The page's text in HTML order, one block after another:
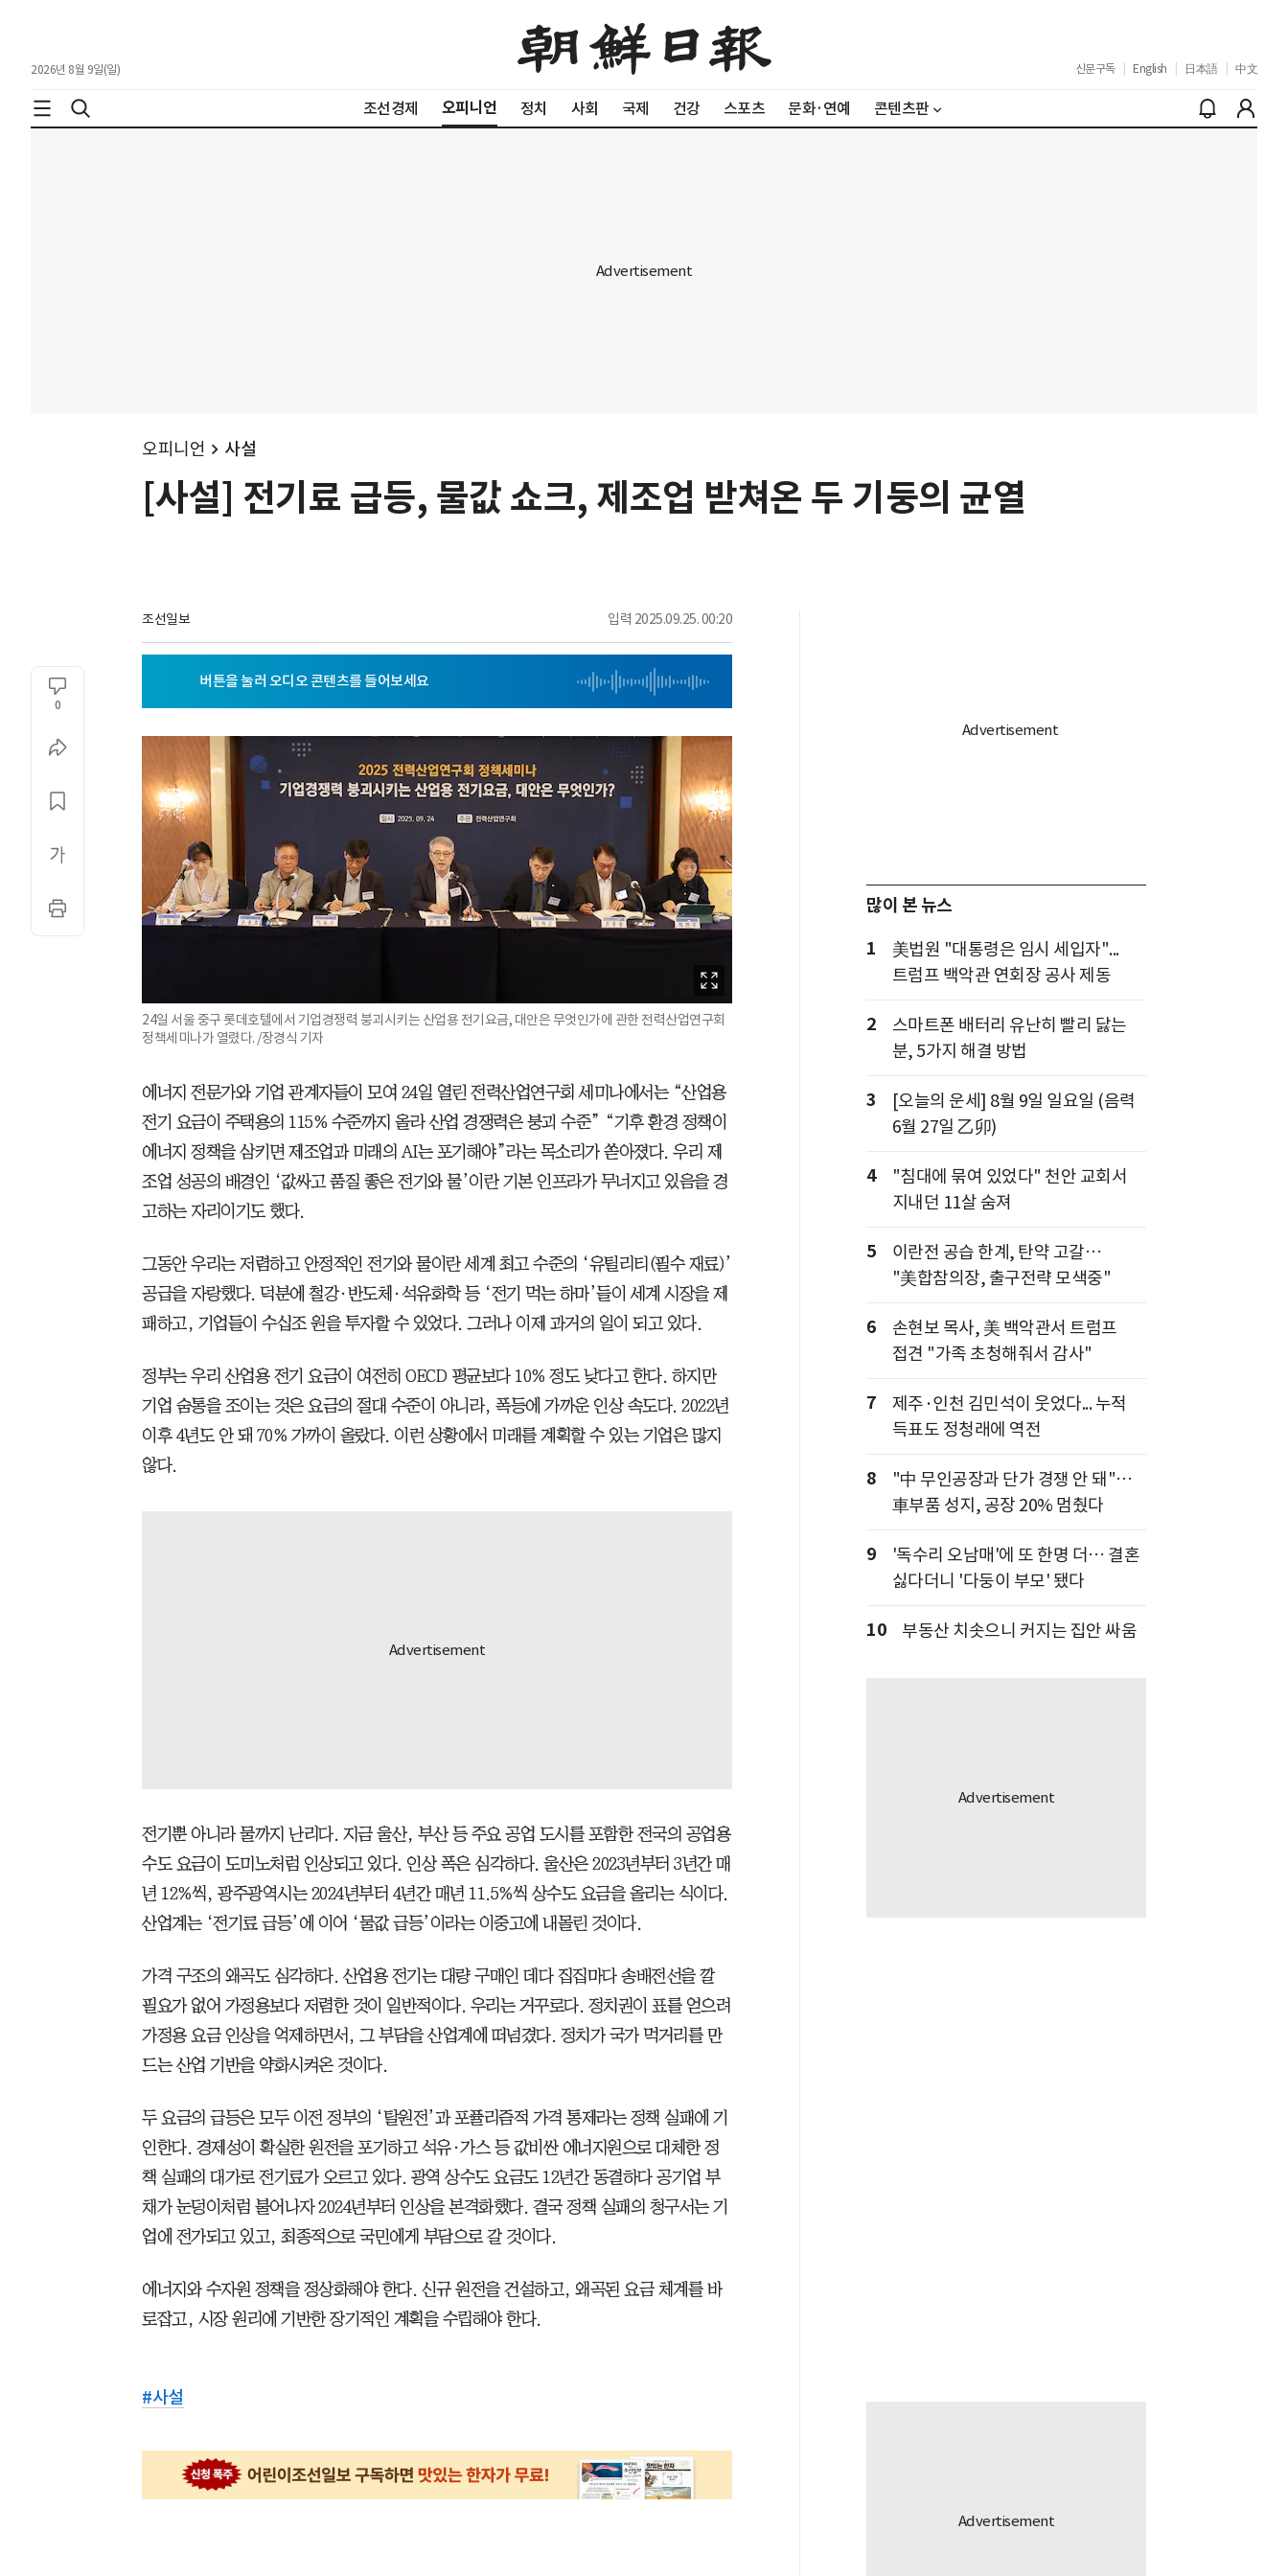
2026년 8월 9일(일) 신문구독 English 日本語 中文
조선경제 오피니언 정치 사회 국제 건강 스포츠 문화·연예 콘텐츠판
오피니언 사설
[사설] 전기료 급등, 물값 쇼크, 제조업 받쳐온 두 기둥의 균열
조선일보 입력 2025.09.25. 00:20
0
24일 서울 중구 롯데호텔에서 기업경쟁력 붕괴시키는 산업용 전기요금, 대안은 무엇인가에 관한 전력산업연구회
정책세미나가 열렸다. /장경식 기자
에너지 전문가와 기업 관계자들이 모여 24일 열린 전력산업연구회 세미나에서는 “산업용
전기 요금이 주택용의 115% 수준까지 올라 산업 경쟁력은 붕괴 수준” “기후 환경 정책이
에너지 정책을 삼키면 제조업과 미래의 AI는 포기해야”라는 목소리가 쏟아졌다. 우리 제
조업 성공의 배경인 ‘값싸고 품질 좋은 전기와 물’이란 기본 인프라가 무너지고 있음을 경
고하는 자리이기도 했다.
그동안 우리는 저렴하고 안정적인 전기와 물이란 세계 최고 수준의 ‘유틸리티(필수 재료)’
공급을 자랑했다. 덕분에 철강·반도체·석유화학 등 ‘전기 먹는 하마’들이 세계 시장을 제
패하고, 기업들이 수십조 원을 투자할 수 있었다. 그러나 이제 과거의 일이 되고 있다.
정부는 우리 산업용 전기 요금이 여전히 OECD 평균보다 10% 정도 낮다고 한다. 하지만
기업 숨통을 조이는 것은 요금의 절대 수준이 아니라, 폭등에 가까운 인상 속도다. 2022년
이후 4년도 안 돼 70% 가까이 올랐다. 이런 상황에서 미래를 계획할 수 있는 기업은 많지
않다.
전기뿐 아니라 물까지 난리다. 지금 울산, 부산 등 주요 공업 도시를 포함한 전국의 공업용
수도 요금이 도미노처럼 인상되고 있다. 인상 폭은 심각하다. 울산은 2023년부터 3년간 매
년 12%씩, 광주광역시는 2024년부터 4년간 매년 11.5%씩 상수도 요금을 올리는 식이다.
산업계는 ‘전기료 급등’에 이어 ‘물값 급등’이라는 이중고에 내몰린 것이다.
가격 구조의 왜곡도 심각하다. 산업용 전기는 대량 구매인 데다 집집마다 송배전선을 깔
필요가 없어 가정용보다 저렴한 것이 일반적이다. 우리는 거꾸로다. 정치권이 표를 얻으려
가정용 요금 인상을 억제하면서, 그 부담을 산업계에 떠넘겼다. 정치가 국가 먹거리를 만
드는 산업 기반을 약화시켜온 것이다.
두 요금의 급등은 모두 이전 정부의 ‘탈원전’과 포퓰리즘적 가격 통제라는 정책 실패에 기
인한다. 경제성이 확실한 원전을 포기하고 석유·가스 등 값비싼 에너지원으로 대체한 정
책 실패의 대가로 전기료가 오르고 있다. 광역 상수도 요금도 12년간 동결하다 공기업 부
채가 눈덩이처럼 불어나자 2024년부터 인상을 본격화했다. 결국 정책 실패의 청구서는 기
업에 전가되고 있고, 최종적으로 국민에게 부담으로 갈 것이다.
에너지와 수자원 정책을 정상화해야 한다. 신규 원전을 건설하고, 왜곡된 요금 체계를 바
로잡고, 시장 원리에 기반한 장기적인 계획을 수립해야 한다.
#사설
많이 본 뉴스
1
美법원 "대통령은 임시 세입자"...
트럼프 백악관 연회장 공사 제동
2
스마트폰 배터리 유난히 빨리 닳는
분, 5가지 해결 방법
3
[오늘의 운세] 8월 9일 일요일 (음력
6월 27일 乙卯)
4
"침대에 묶여 있었다" 천안 교회서
지내던 11살 숨져
5
이란전 공습 한계, 탄약 고갈…
"美합참의장, 출구전략 모색중"
6
손현보 목사, 美 백악관서 트럼프
접견 "가족 초청해줘서 감사"
7
제주·인천 김민석이 웃었다... 누적
득표도 정청래에 역전
8
"中 무인공장과 단가 경쟁 안 돼"…
車부품 성지, 공장 20% 멈췄다
9
'독수리 오남매'에 또 한명 더… 결혼
싫다더니 '다둥이 부모' 됐다
10 부동산 치솟으니 커지는 집안 싸움